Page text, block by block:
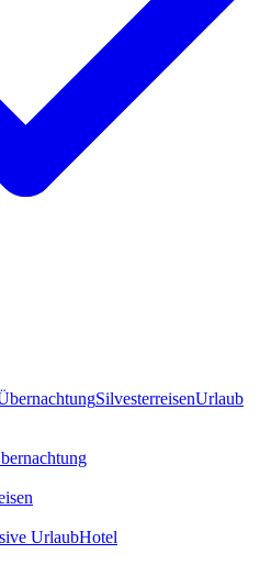
SilvesterreisenUrlaub
UrlaubHotel